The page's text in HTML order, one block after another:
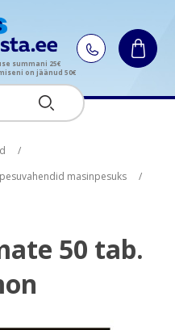
summani 25€
on jäänud 50€
/
masinpesuks
/
50 tab.